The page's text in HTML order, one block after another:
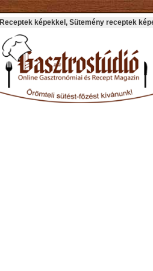
Receptek képekkel, Sütemény receptek